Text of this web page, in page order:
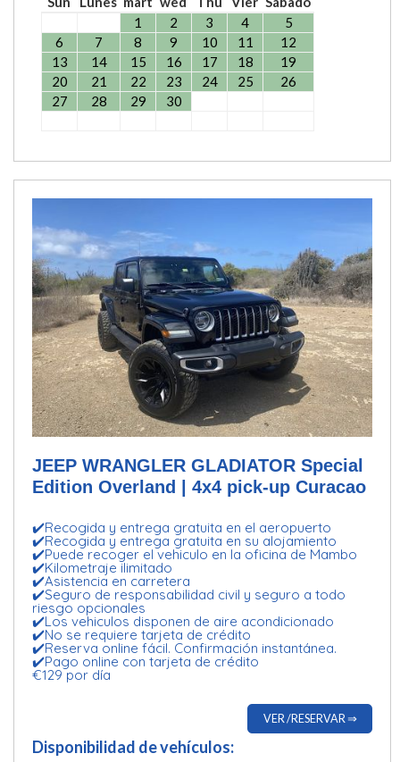
1
2 3 4
5
6
7 8 9 10 11
12
13
14 15 16 17 18
19
20
21 22 23 24 25
26
27
28 29 30
JEEP WRANGLER GLADIATOR Special
Edition Overland | 4x4 pick-up Curacao
✔️Recogida y entrega gratuita en el aeropuerto
✔️Recogida y entrega gratuita en su alojamiento
✔️Puede recoger el vehiculo en la oficina de Mambo
✔️Kilometraje ilimitado
✔️Asistencia en carretera
✔️Seguro de responsabilidad civil y seguro a todo
riesgo opcionales
✔️Los vehiculos disponen de aire acondicionado
✔️No se requiere tarjeta de crédito
✔️Reserva online fácil. Confirmación instantánea.
✔️Pago online con tarjeta de crédito
€129 por día
VER /RESERVAR ⇒
Disponibilidad de vehículos: